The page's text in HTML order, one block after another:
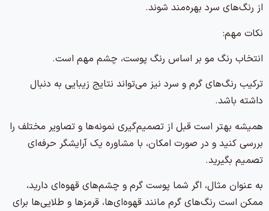
از رنگ‌های سرد بهره‌مند شوند.
نکات مهم:
انتخاب رنگ مو بر اساس رنگ پوست، چشم مهم است.
ترکیب رنگ‌های گرم و سرد نیز می‌تواند نتایج زیبایی به دنبال
داشته باشد.
همیشه بهتر است قبل از تصمیم‌گیری نمونه‌ها و تصاویر مختلف را
بررسی کنید و در صورت امکان، با مشاوره یک آرایشگر حرفه‌ای
تصمیم بگیرید.
به عنوان مثال، اگر شما پوست گرم و چشم‌های قهوه‌ای دارید،
ممکن است رنگ‌های گرم مانند قهوه‌ای‌ها، قرمزها و طلایی‌ها برای